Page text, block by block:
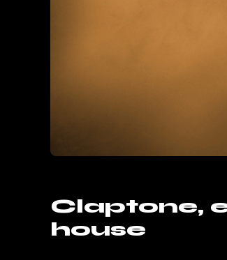
Claptone,
house